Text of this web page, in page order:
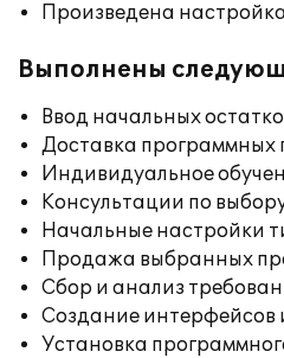
Произведена
Выполнены
Ввод начальных
Доставка программных
Индивидуальное
Консультации по
Начальные настройки
Продажа выбранных
Сбор и анализ
Создание интерфейсов
Установка